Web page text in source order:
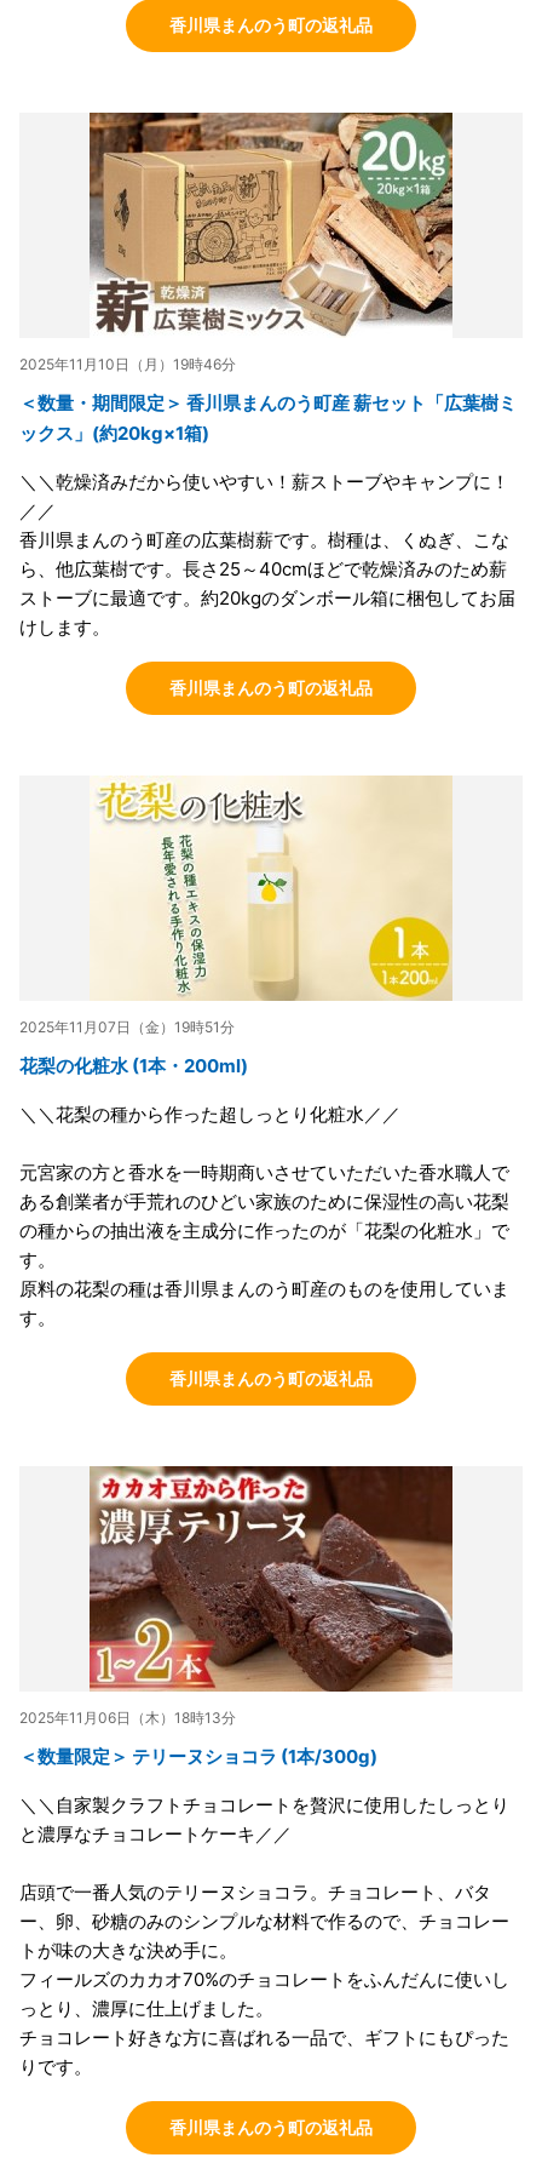
香川県まんのう町の返礼品
2025年11月10日（月）19時46分
＜数量・期間限定＞ 香川県まんのう町産 薪セット「広葉樹ミ
ックス」(約20kg×1箱)
＼＼乾燥済みだから使いやすい！薪ストーブやキャンプに！
／／
香川県まんのう町産の広葉樹薪です。樹種は、くぬぎ、こな
ら、他広葉樹です。長さ25～40cmほどで乾燥済みのため薪
ストーブに最適です。約20kgのダンボール箱に梱包してお届
けします。
香川県まんのう町の返礼品
2025年11月07日（金）19時51分
花梨の化粧水 (1本・200ml)
＼＼花梨の種から作った超しっとり化粧水／／
元宮家の方と香水を一時期商いさせていただいた香水職人で
ある創業者が手荒れのひどい家族のために保湿性の高い花梨
の種からの抽出液を主成分に作ったのが「花梨の化粧水」で
す。
原料の花梨の種は香川県まんのう町産のものを使用していま
す。
香川県まんのう町の返礼品
2025年11月06日（木）18時13分
＜数量限定＞ テリーヌショコラ (1本/300g)
＼＼自家製クラフトチョコレートを贅沢に使用したしっとり
と濃厚なチョコレートケーキ／／
店頭で一番人気のテリーヌショコラ。チョコレート、バタ
ー、卵、砂糖のみのシンプルな材料で作るので、チョコレー
トが味の大きな決め手に。
フィールズのカカオ70%のチョコレートをふんだんに使いし
っとり、濃厚に仕上げました。
チョコレート好きな方に喜ばれる一品で、ギフトにもぴった
りです。
香川県まんのう町の返礼品